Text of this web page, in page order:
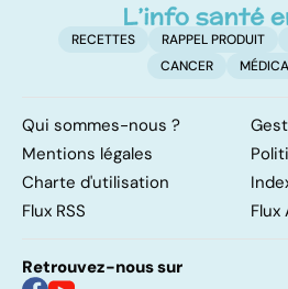
RECETTES RAPPEL PRODUIT
CANCER
Qui sommes-nous ?
Mentions légales
Charte d'utilisation
Flux RSS
Flux
Retrouvez-nous sur